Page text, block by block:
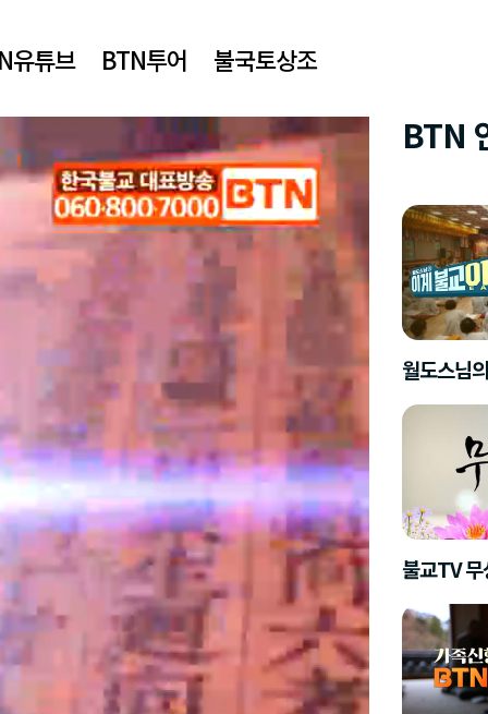
유튜브 BTN투어 불국토상조
BTN
월도스님
불교TV